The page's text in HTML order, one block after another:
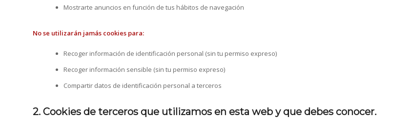
Mostrarte anuncios en función de tus hábitos de navegación
No se utilizarán jamás cookies para:
Recoger información de identificación personal (sin tu permiso expreso)
Recoger información sensible (sin tu permiso expreso)
Compartir datos de identificación personal a terceros
2. Cookies de terceros que utilizamos en esta web y que debes conocer.